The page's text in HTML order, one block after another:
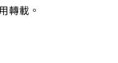
轉載。